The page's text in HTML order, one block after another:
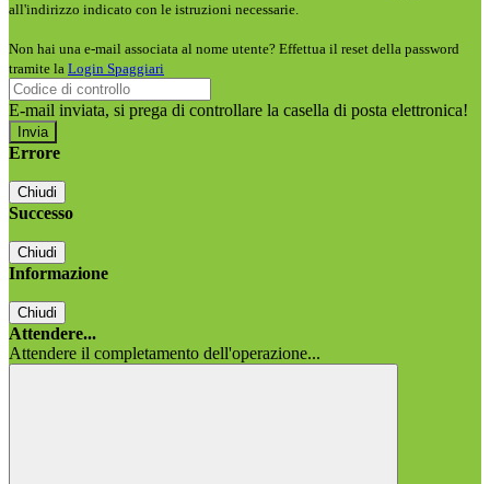
all'indirizzo indicato con le istruzioni necessarie.
Non hai una e-mail associata al nome utente? Effettua il reset della password
tramite la Login Spaggiari
E-mail inviata, si prega di controllare la casella di posta elettronica!
Errore
Chiudi
Successo
Chiudi
Informazione
Chiudi
Attendere...
Attendere il completamento dell'operazione...